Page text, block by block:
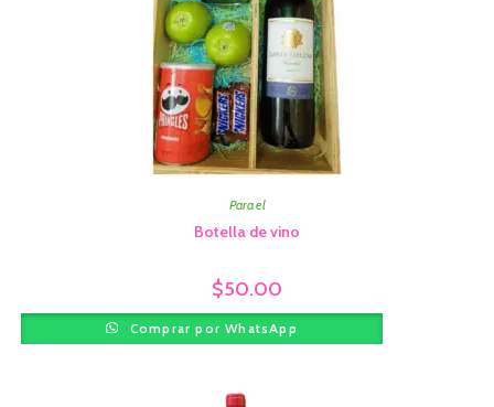
Para el
Botella de vino
$50.00
Comprar por WhatsApp